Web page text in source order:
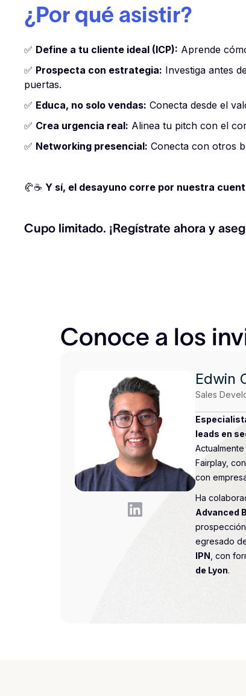
¿Por qué asistir?
✅ Define a tu cliente ideal (ICP): Aprende
✅ Prospecta con estrategia: Investiga antes
puertas.
✅ Educa, no solo vendas: Conecta desde el
✅ Crea urgencia real: Alinea tu pitch con el
✅ Networking presencial: Conecta con otros
🥐☕ Y sí, el desayuno corre por nuestra
Cupo limitado. ¡Regístrate ahora y
Conoce a los
Edwin
Sales
leads en
Fairplay,
con
Ha
Advanced
egresado
IPN , con
de Lyon.